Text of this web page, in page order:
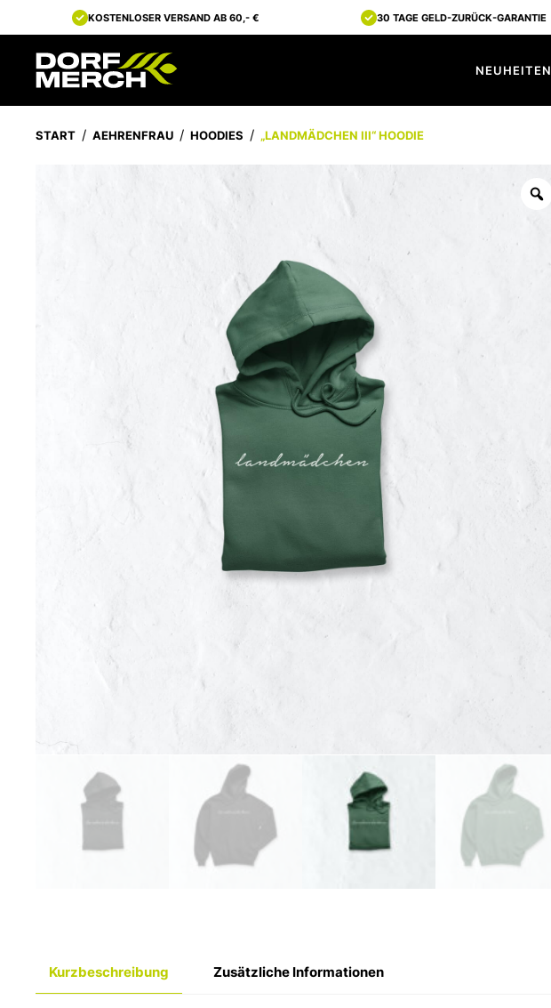
KOSTENLOSER VERSAND AB 60,- € 30 TAGE GELD-ZURÜCK-GARANTIE
NEUHEITEN
START AEHRENFRAU HOODIES „LANDMÄDCHEN III“ HOODIE
Kurzbeschreibung Zusätzliche Informationen